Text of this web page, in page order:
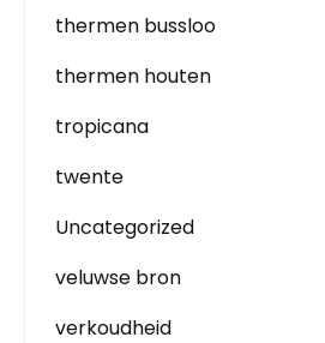
thermen bussloo
thermen houten
tropicana
twente
Uncategorized
veluwse bron
verkoudheid